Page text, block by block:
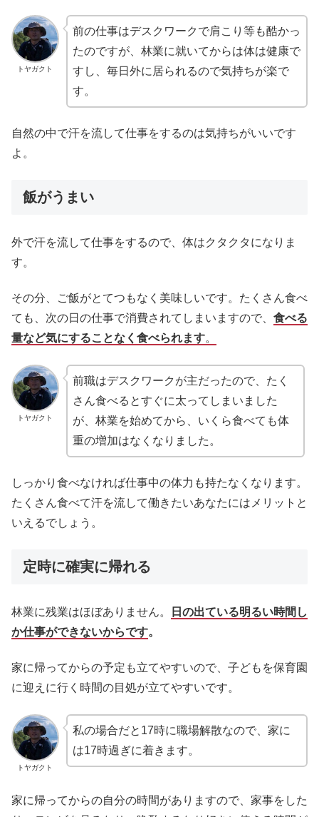
トヤガクト
前の仕事はデスクワークで肩こり等も酷かっ
たのですが、林業に就いてからは体は健康で
すし、毎日外に居られるので気持ちが楽で
す。
自然の中で汗を流して仕事をするのは気持ちがいいです
よ。
飯がうまい
外で汗を流して仕事をするので、体はクタクタになりま
す。
その分、ご飯がとてつもなく美味しいです。たくさん食べ
ても、次の日の仕事で消費されてしまいますので、 食べる
量など気にすることなく食べられます。
トヤガクト
前職はデスクワークが主だったので、たく
さん食べるとすぐに太ってしまいました
が、林業を始めてから、いくら食べても体
重の増加はなくなりました。
しっかり食べなければ仕事中の体力も持たなくなります。
たくさん食べて汗を流して働きたいあなたにはメリットと
いえるでしょう。
定時に確実に帰れる
林業に残業はほぼありません。
日の出ている明るい時間し
か仕事ができないからです。
家に帰ってからの予定も立てやすいので、子どもを保育園
に迎えに行く時間の目処が立てやすいです。
トヤガクト
私の場合だと17時に職場解散なので、家に
は17時過ぎに着きます。
家に帰ってからの自分の時間がありますので、家事をした